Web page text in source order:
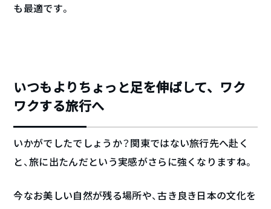
も最適です。
いつもよりちょっと足を伸ばして、ワク
ワクする旅行へ
いかがでしたでしょうか？関東ではない旅行先へ赴く
と、旅に出たんだという実感がさらに強くなりますね。
今なお美しい自然が残る場所や、古き良き日本の文化を